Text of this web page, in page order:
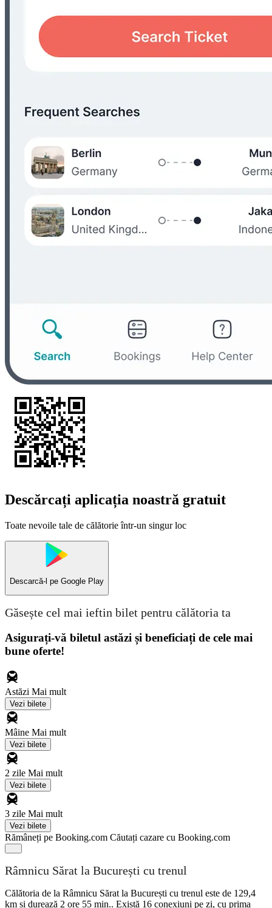
Descărcați aplicația noastră gratuit
Toate nevoile tale de călătorie într-un singur loc
Descarcă-l pe Google Play
Găsește cel mai ieftin bilet pentru călătoria ta
Asigurați-vă biletul astăzi și beneficiați de cele mai
bune oferte!
Astăzi Mai mult
Vezi bilete
Mâine Mai mult
Vezi bilete
2 zile Mai mult
Vezi bilete
3 zile Mai mult
Vezi bilete
Rămâneți pe Booking.com Căutați cazare cu Booking.com
Râmnicu Sărat la București cu trenul
Călătoria de la Râmnicu Sărat la București cu trenul este de 129,4
km și durează 2 ore 55 min.. Există 16 conexiuni pe zi, cu prima